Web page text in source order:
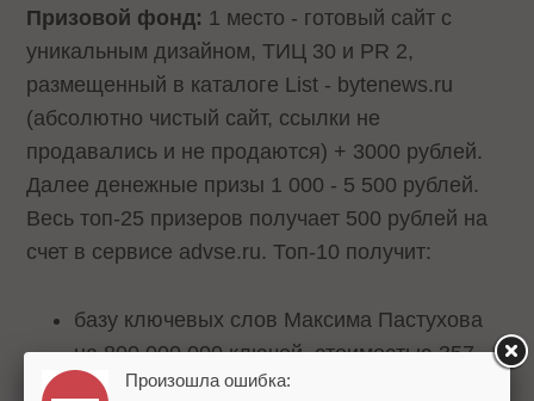
Призовой фонд: 1 место - готовый сайт с
уникальным дизайном, ТИЦ 30 и PR 2,
размещенный в каталоге List - bytenews.ru
(абсолютно чистый сайт, ссылки не
продавались и не продаются) + 3000 рублей.
Далее денежные призы 1 000 - 5 500 рублей.
Весь топ-25 призеров получает 500 рублей на
счет в сервисе advse.ru. Топ-10 получит:
базу ключевых слов Максима Пастухова
на 800 000 000 ключей, стоимостью 357
долларов;
Произошла ошибка: